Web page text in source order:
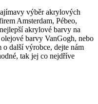
výběr akrylových
Amsterdam, Pébeo,
akrylové barvy na
barvy VanGogh, nebo
další výrobce, dejte nám
tak jej co nejdříve